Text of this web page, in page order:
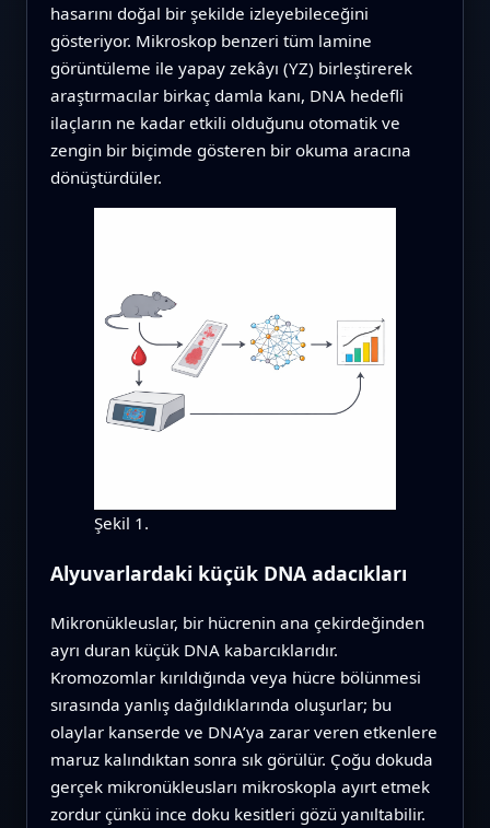
hasarını doğal bir şekilde izleyebileceğini
gösteriyor. Mikroskop benzeri tüm lamine
görüntüleme ile yapay zekâyı (YZ) birleştirerek
araştırmacılar birkaç damla kanı, DNA hedefli
ilaçların ne kadar etkili olduğunu otomatik ve
zengin bir biçimde gösteren bir okuma aracına
dönüştürdüler.
Şekil 1.
Alyuvarlardaki küçük DNA adacıkları
Mikronükleuslar, bir hücrenin ana çekirdeğinden
ayrı duran küçük DNA kabarcıklarıdır.
Kromozomlar kırıldığında veya hücre bölünmesi
sırasında yanlış dağıldıklarında oluşurlar; bu
olaylar kanserde ve DNA’ya zarar veren etkenlere
maruz kalındıktan sonra sık görülür. Çoğu dokuda
gerçek mikronükleusları mikroskopla ayırt etmek
zordur çünkü ince doku kesitleri gözü yanıltabilir.